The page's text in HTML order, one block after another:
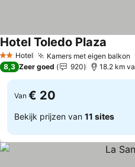
2 Sterren
Hotel Kamers met eigen balkon
Hotel Toledo Plaza
8,3 Zeer goed 920 18.2 km
Van € 20
Bekijk prijzen van 11 sites